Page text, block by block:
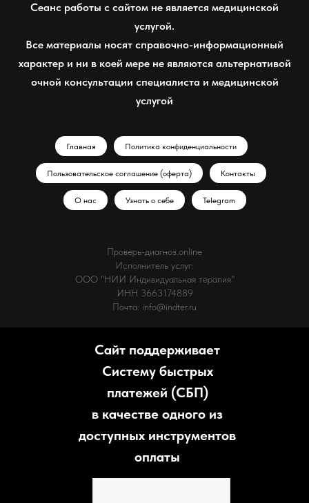
Сеанс работы с сайтом не является медицинской
услугой.
Все материалы носят справочно-информационный
характер и ни в коей мере не являются альтернативой
очной консультации специалиста и медицинской
услугой
Главная Политика конфиденциальности
Пользовательское соглашение (оферта) Контакты
О нас Узнать о себе Telegram
Проверь-диагноз.online
Исполнитель услуг:
ООО "НИИ Индивидуальная терапия"
ИНН 3663174889
Почта: info@indter.ru
Сайт поддерживает
Систему быстрых
платежей (СБП)
в качестве одного из
доступных инструментов
оплаты